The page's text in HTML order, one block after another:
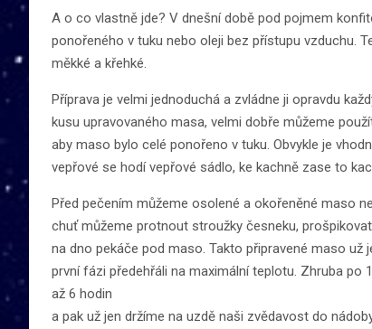
A o co vlastně jde? V dnešní době pod pojmem
ponořeného v tuku nebo oleji bez přístupu vzduchu.
měkké a křehké.
Příprava je velmi jednoduchá a zvládne ji opravdu
kusu upravovaného masa, velmi dobře můžeme
aby maso bylo celé ponořeno v tuku. Obvykle je
vepřové se hodí vepřové sádlo, ke kachně zase to
Před pečením můžeme osolené a okořeněné maso
chuť můžeme protnout stroužky česneku,
na dno pekáče pod maso. Takto připravené maso
první fázi předehřáli na maximální teplotu. Zhruba
až 6 hodin
a pak už jen držíme na uzdě naši zvědavost do